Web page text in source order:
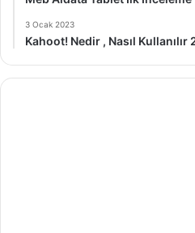
3 Ocak 2023
Kahoot! Nedir , Nasıl Kullanılır